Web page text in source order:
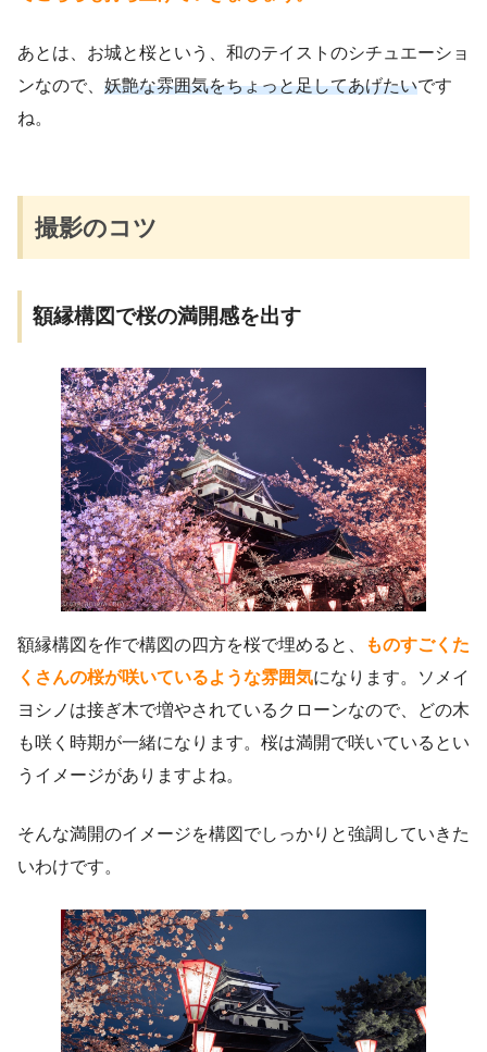
あとは、お城と桜という、和のテイストのシチュエーショ
ンなので、 妖艶な雰囲気をちょっと足してあげたいです
ね。
撮影のコツ
額縁構図で桜の満開感を出す
額縁構図を作で構図の四方を桜で埋めると、
ものすごくた
くさんの桜が咲いているような雰囲気になります。ソメイ
ヨシノは接ぎ木で増やされているクローンなので、どの木
も咲く時期が一緒になります。桜は満開で咲いているとい
うイメージがありますよね。
そんな満開のイメージを構図でしっかりと強調していきた
いわけです。